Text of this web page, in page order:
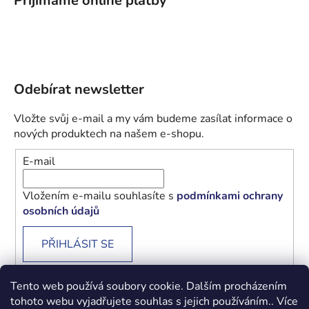
Tento web používá soubory cookie. Dalším procházením
tohoto webu vyjadřujete souhlas s jejich používáním.. Více
Odebírat newsletter
Vložte svůj e-mail a my vám budeme zasílat informace o
nových produktech na našem e-shopu.
E-mail
Vložením e-mailu souhlasíte s podmínkami ochrany
osobních údajů
PŘIHLÁSIT SE